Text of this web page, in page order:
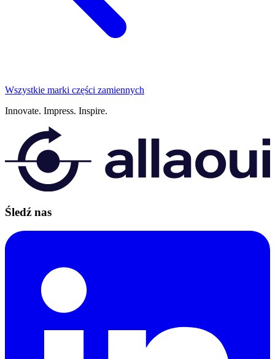
Wszystkie marki części zamiennych
Innovate. Impress. Inspire.
Śledź nas